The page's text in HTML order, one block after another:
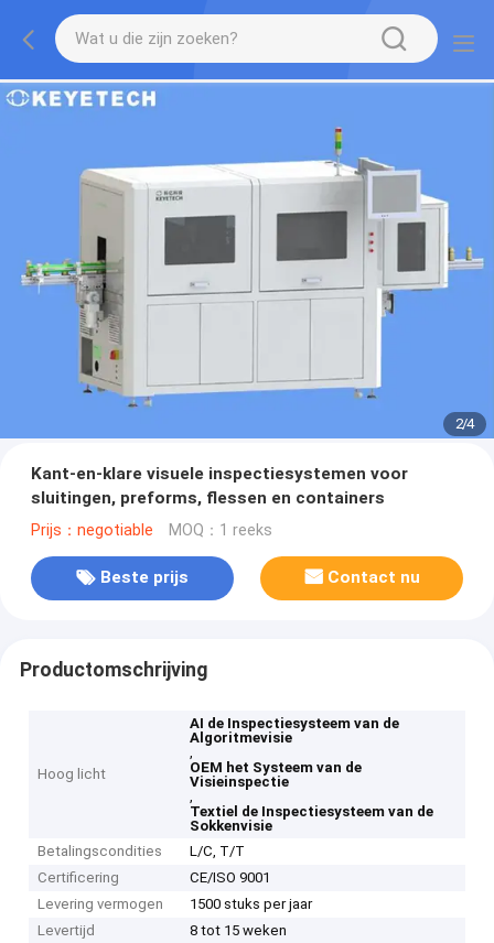
2/4
Kant-en-klare visuele inspectiesystemen voor
sluitingen, preforms, flessen en containers
Prijs：negotiable MOQ：1 reeks
Beste prijs Contact nu
Productomschrijving
Hoog licht
AI de Inspectiesysteem van de
Algoritmevisie
,
OEM het Systeem van de
Visieinspectie
,
Textiel de Inspectiesysteem van de
Sokkenvisie
Betalingscondities
L/C, T/T
Certificering
CE/ISO 9001
Levering vermogen
1500 stuks per jaar
Levertijd
8 tot 15 weken